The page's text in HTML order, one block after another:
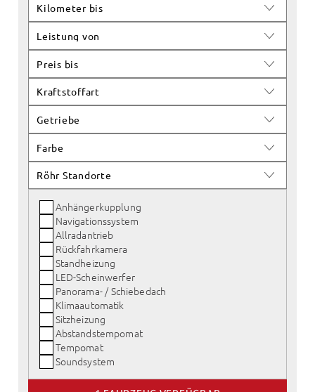
Anhängerkupplung
Navigationssystem
Allradantrieb
Rückfahrkamera
Standheizung
LED-Scheinwerfer
Panorama- / Schiebedach
Klimaautomatik
Sitzheizung
Abstandstempomat
Tempomat
Soundsystem